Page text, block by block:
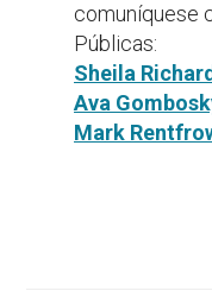
comuníquese
Públicas:
Sheila
Ava
Mark